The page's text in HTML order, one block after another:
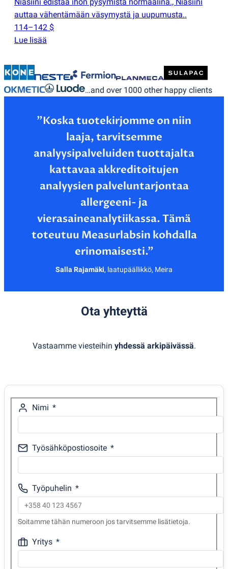
auttaa vähentämään väsymystä ja uupumusta..
114–142 $
Lue lisää
…and over 1000 other happy clients
”Koska tuotekirjomme on niin
laaja, tarvitsemme
analyysipalveluiden tuottajalta
kattavaa akkreditoitujen
analyysien palveluntarjontaa
allergeeni- ja
vierasaineanalytiikassa. Tämä
toteutuu Measurlabsin kohdalla
Salla Rajamäki, laatupäällikkö, Meira
Ota yhteyttä
Vastaamme viesteihin yhdessä arkipäivässä.
Nimi
Työsähköpostiosoite
Työpuhelin
Soitamme tähän numeroon jos tarvitsemme lisätietoja.
Yritys